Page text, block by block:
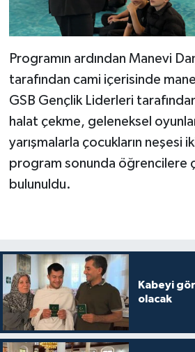
Programın ardından Manevi
tarafından cami içerisinde
GSB Gençlik Liderleri
halat çekme, geleneksel
yarışmalarla çocukların neşesi
program sonunda öğrencilere
bulunuldu.
Kabeyi
olacak
Karabük Müftülüğü
Karaman Müftülüğü
Kars Müftülüğü
Kastamonu Müftülüğü
Kayseri Müftülüğü
Kırklareli Müftülüğü
Kırşehir Müftülüğü
Kocaeli Müftülüğü